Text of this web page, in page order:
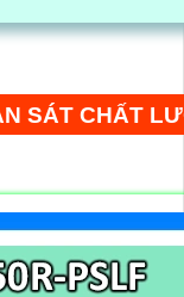
SÁT CHẤT